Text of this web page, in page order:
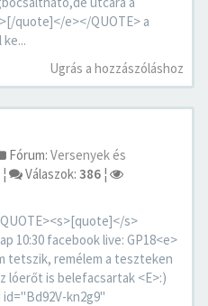
quote]</e></QUOTE> a
Ugrás a hozzászóláshoz
Fórum: Versenyek és
¦ Válaszok: 386 ¦
s>
10:30 facebook live: GP18<e>
tetszik, remélem a teszteken
lóerőt is belefacsartak <E>:)
id="Bd92V-kn2g9"